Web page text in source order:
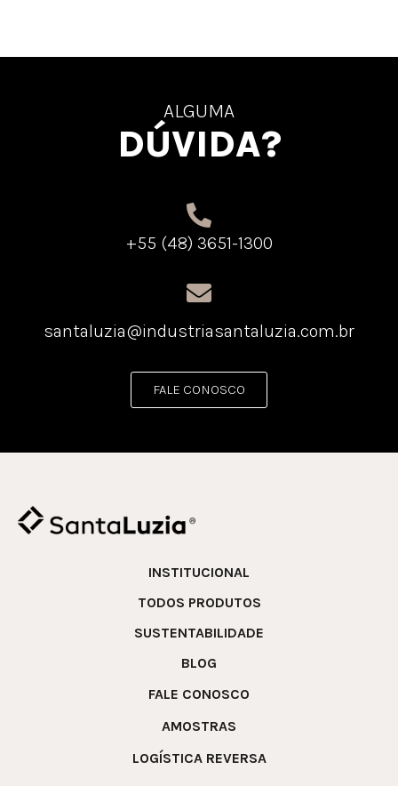
ALGUMA
DÚVIDA?
+55 (48) 3651-1300
santaluzia@industriasantaluzia.com.br
FALE CONOSCO
INSTITUCIONAL
TODOS PRODUTOS
SUSTENTABILIDADE
BLOG
FALE CONOSCO
AMOSTRAS
LOGÍSTICA REVERSA